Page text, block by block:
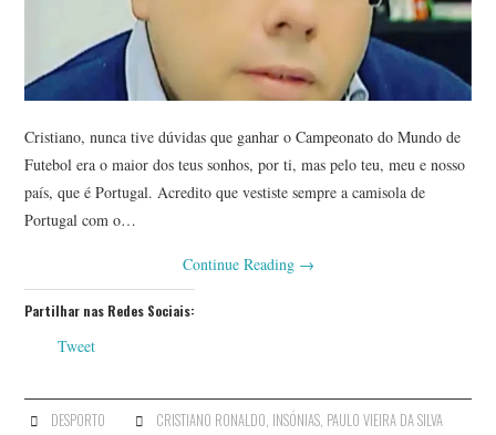
Cristiano, nunca tive dúvidas que ganhar o Campeonato do Mundo de
Futebol era o maior dos teus sonhos, por ti, mas pelo teu, meu e nosso
país, que é Portugal. Acredito que vestiste sempre a camisola de
Portugal com o…
Continue Reading →
Partilhar nas Redes Sociais:
Tweet
DESPORTO CRISTIANO RONALDO, INSÓNIAS, PAULO VIEIRA DA SILVA